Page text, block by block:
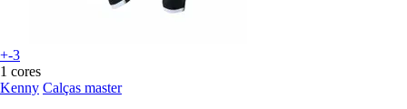
+-3
1 cores
Kenny Calças master